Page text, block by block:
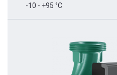
-10 - +95 °C